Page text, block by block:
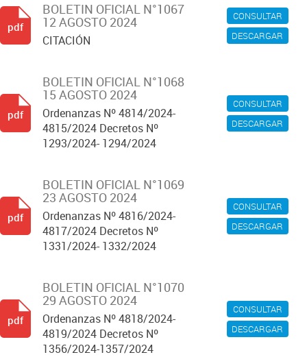
CONSULTAR
DESCARGAR
BOLETIN OFICIAL N°1067
12 AGOSTO 2024
CITACIÓN
pdf
CONSULTAR
DESCARGAR
BOLETIN OFICIAL N°1068
15 AGOSTO 2024
Ordenanzas Nº 4814/2024-
4815/2024 Decretos Nº
1293/2024- 1294/2024
pdf
CONSULTAR
DESCARGAR
BOLETIN OFICIAL N°1069
23 AGOSTO 2024
Ordenanzas Nº 4816/2024-
4817/2024 Decretos Nº
1331/2024- 1332/2024
pdf
CONSULTAR
DESCARGAR
BOLETIN OFICIAL N°1070
29 AGOSTO 2024
Ordenanzas Nº 4818/2024-
4819/2024 Decretos Nº
1356/2024-1357/2024
pdf